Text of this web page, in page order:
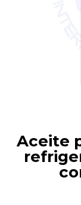
Aceite poliolester (POE) para